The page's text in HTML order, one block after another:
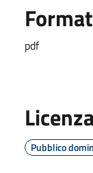
pdf
Pubblico